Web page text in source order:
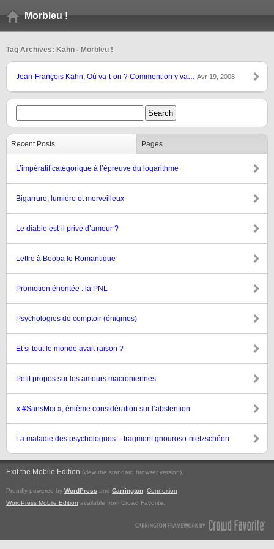
Morbleu !
Tag Archives: Kahn - Morbleu !
Jean-François Kahn, Où va-t-on ? Comment on y va… Avr 19, 2008
Recent Posts Pages
L’impératif catégorique à l’épreuve du logarithme
Bigarrure, lumière et merveilleux
Le diable est-il privé d’amour ?
Lettre à Booba le Romantique
Promotion éhontée : la PNL
Psychologies de comptoir (énigmes)
Et si tout le monde avait raison ?
Petit propos sur les amours macroniennes
« #SansMoi », énième considération sur l’abstention
La maladie des psychologues – fragment gnouroso-nietzschéen
Exit the Mobile Edition (view the standard browser version).
Proudly powered by WordPress and Carrington Connexion
WordPress Mobile Edition available from Crowd Favorite.